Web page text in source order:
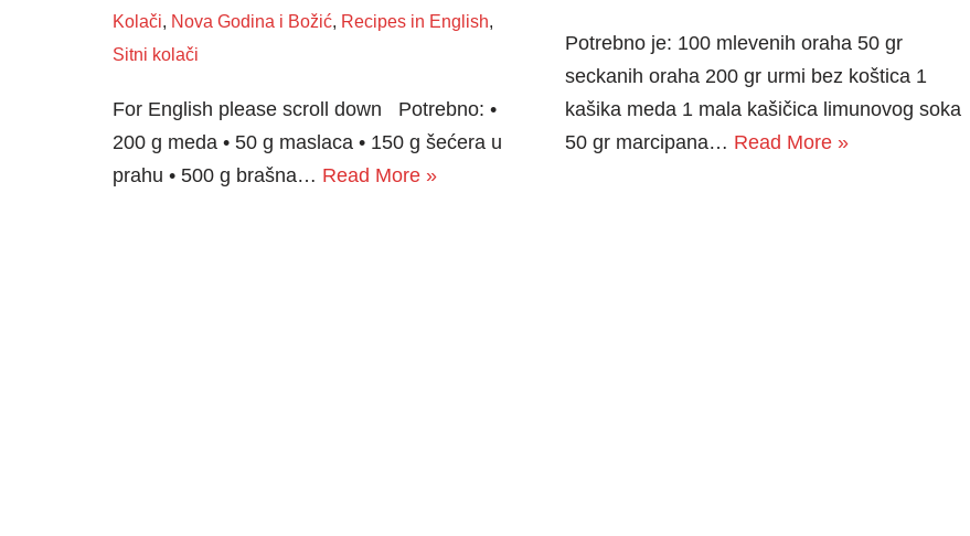
Kolači, Nova Godina i Božić, Recipes in English,
Sitni kolači
For English please scroll down Potrebno: •
200 g meda • 50 g maslaca • 150 g šećera u
prahu • 500 g brašna… Read More »
Potrebno je: 100 mlevenih oraha 50 gr
seckanih oraha 200 gr urmi bez koštica 1
kašika meda 1 mala kašičica limunovog soka
50 gr marcipana… Read More »